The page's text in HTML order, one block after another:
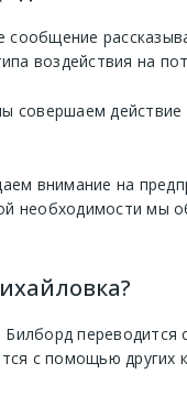
воздействия на
действие
внимание на
необходимости мы
переводится
с помощью других